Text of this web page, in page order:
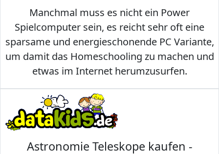
Manchmal muss es nicht ein Power
Spielcomputer sein, es reicht sehr oft eine
sparsame und energieschonende PC Variante,
um damit das Homeschooling zu machen und
etwas im Internet herumzusurfen.
Astronomie Teleskope kaufen -